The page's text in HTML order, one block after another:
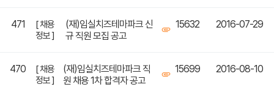
471
[ 채용
정보 ]
(재)임실치즈테마파크 신
규 직원 모집 공고
15632 2016-07-29
470
[ 채용
정보 ]
(재)임실치즈테마파크 직
원 채용 1차 합격자 공고
15699 2016-08-10